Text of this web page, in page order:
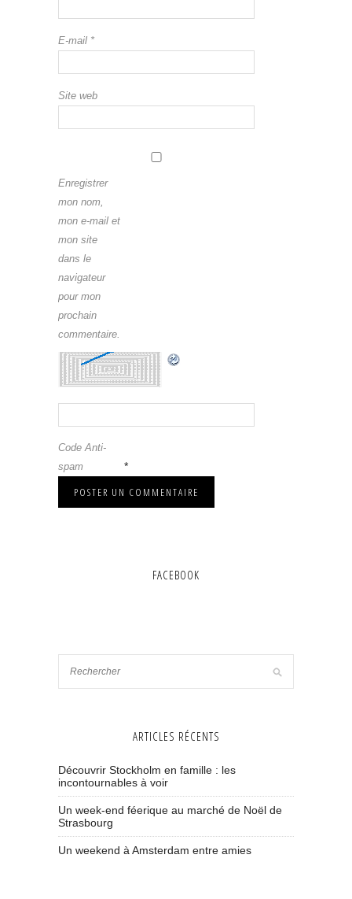
E-mail *
Site web
Enregistrer
mon nom,
mon e-mail et
mon site
dans le
navigateur
pour mon
prochain
commentaire.
Code Anti-
spam
*
FACEBOOK
ARTICLES RÉCENTS
Découvrir Stockholm en famille : les
incontournables à voir
Un week-end féerique au marché de Noël de
Strasbourg
Un weekend à Amsterdam entre amies